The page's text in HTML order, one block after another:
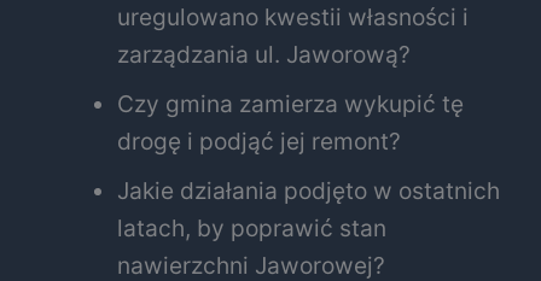
uregulowano kwestii własności i
zarządzania ul. Jaworową?
Czy gmina zamierza wykupić tę
drogę i podjąć jej remont?
Jakie działania podjęto w ostatnich
latach, by poprawić stan
nawierzchni Jaworowej?